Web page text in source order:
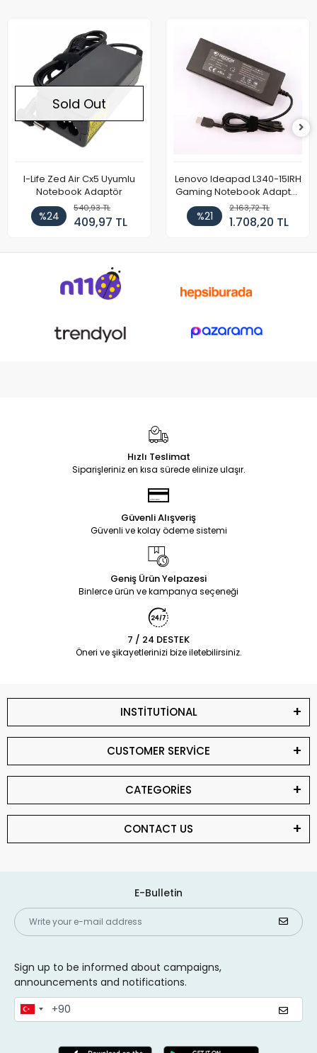
Sold Out
I-Life Zed Air Cx5 Uyumlu
Notebook Adaptör
%24
540,93 TL
409,97 TL
Lenovo Ideapad L340-15IRH
Gaming Notebook Adaptör
Cihazı Şarj Aleti (150W)
%21
2.163,72 TL
1.708,20 TL
Hızlı Teslimat
Siparişleriniz en kısa sürede elinize ulaşır.
Güvenli Alışveriş
Güvenli ve kolay ödeme sistemi
Geniş Ürün Yelpazesi
Binlerce ürün ve kampanya seçeneği
7 / 24 DESTEK
Öneri ve şikayetlerinizi bize iletebilirsiniz.
INSTİTUTİONAL
CUSTOMER SERVİCE
CATEGORİES
CONTACT US
E-Bulletin
Sign up to be informed about campaigns,
announcements and notifications.